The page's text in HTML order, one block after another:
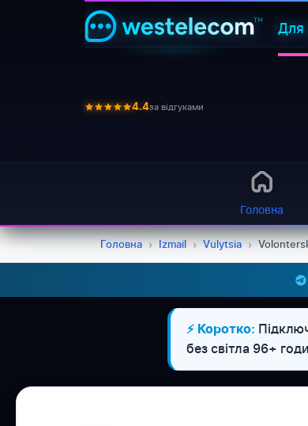
Для
4.4за відгуками
Головна
Головна › Izmail › Vulytsia ›
⚡ Коротко:
без світла 96+